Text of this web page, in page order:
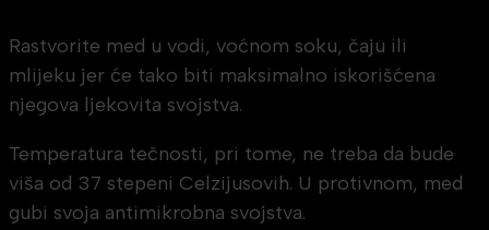
Rastvorite med u vodi, voćnom soku, čaju ili
mlijeku jer će tako biti maksimalno iskorišćena
njegova ljekovita svojstva.
Temperatura tečnosti, pri tome, ne treba da bude
viša od 37 stepeni Celzijusovih. U protivnom, med
gubi svoja antimikrobna svojstva.